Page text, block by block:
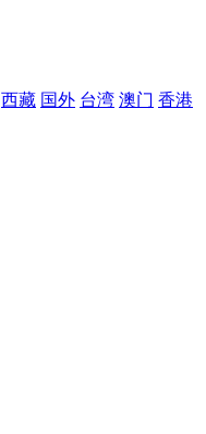
西藏 国外 台湾 澳门 香港